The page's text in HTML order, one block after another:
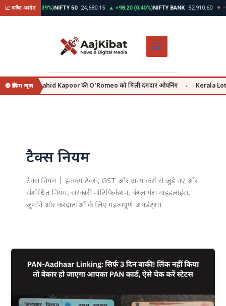
Skip
to
📈 मार्केट अपडेट
▲ +312.45 (0.39%)NIFTY 50 24,680.15 ▲ +98.20 (0.40%)NIFTY BANK 52,910.60 ▼ -
🔴 ब्रेकिंग न्यूज़
वहीं Shahid Kapoor की O’Romeo को मिली दमदार ओपनिंग Kerala
टैक्स नियम
टैक्स नियम | इनकम टैक्स, GST और अन्य करों से जुड़े नए और
संशोधित नियम, सरकारी नोटिफिकेशन, कंप्लायंस गाइडलाइंस,
जुर्माने और करदाताओं के लिए महत्वपूर्ण अपडेट्स।